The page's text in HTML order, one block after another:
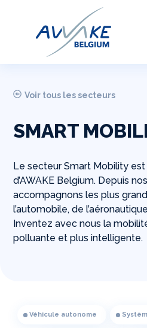
contenu
Voir tous les secteurs
SMART
Le secteur Smart Mobility
d’AWAKE Belgium. Depuis
accompagnons les plus
l’automobile, de
Inventez avec nous la
polluante et plus intelligente.
Véhicule autonome